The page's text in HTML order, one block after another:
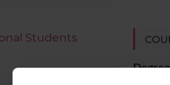
Students